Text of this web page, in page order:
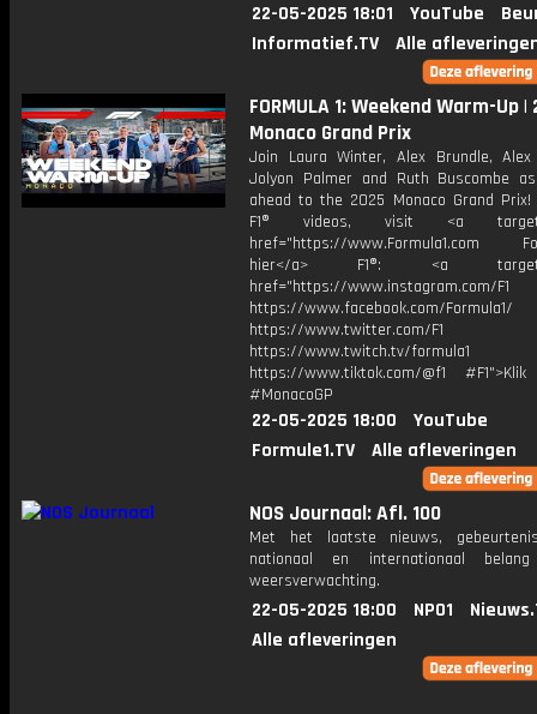
22-05-2025 18:01 YouTube
Informatief.TV
Alle
FORMULA 1: Weekend Warm-Up |
Monaco Grand Prix
Join Laura Winter, Alex Brundle, Alex
Jolyon Palmer and Ruth Buscombe
ahead to the 2025 Monaco Grand Prix!
F1® videos, visit <a
href="https://www.Formula1.com
hier</a> F1®: <a
href="https://www.instagram.com/F1
https://www.facebook.com/Formula1/
https://www.twitter.com/F1
https://www.twitch.tv/formula1
https://www.tiktok.com/@f1
#MonacoGP
22-05-2025 18:00
YouTube
Formule1.TV
Alle afleveringen
NOS Journaal: Afl. 100
Met het laatste nieuws,
nationaal en internationaal
weersverwachting.
22-05-2025 18:00 NPO1
Alle afleveringen